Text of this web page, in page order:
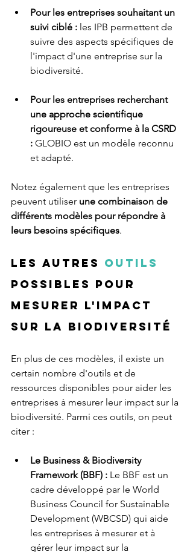
Pour les entreprises souhaitant un
suivi ciblé : les IPB permettent de
suivre des aspects spécifiques de
l'impact d'une entreprise sur la
biodiversité.
Pour les entreprises recherchant
une approche scientifique
rigoureuse et conforme à la CSRD
: GLOBIO est un modèle reconnu
et adapté.
Notez également que les entreprises
peuvent utiliser une combinaison de
différents modèles pour répondre à
leurs besoins spécifiques.
Les autres outils
possibles pour
mesurer l'impact
sur la biodiversité
En plus de ces modèles, il existe un
certain nombre d'outils et de
ressources disponibles pour aider les
entreprises à mesurer leur impact sur la
biodiversité. Parmi ces outils, on peut
citer :
Le Business & Biodiversity
Framework (BBF) : Le BBF est un
cadre développé par le World
Business Council for Sustainable
Development (WBCSD) qui aide
les entreprises à mesurer et à
gérer leur impact sur la